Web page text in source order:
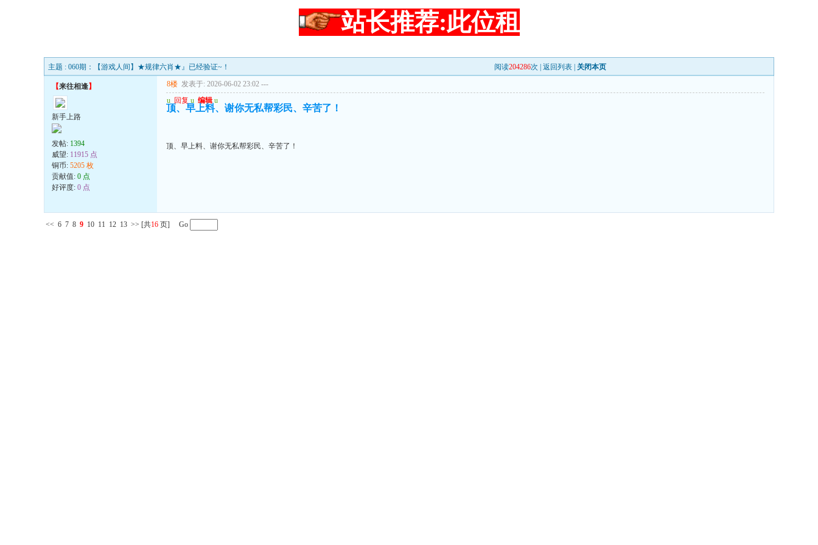
站长推荐:此位租
主题 : 060期：【游戏人间】★规律六肖★』已经验证~！ 阅读204286次 | 返回列表 关闭本页
【来往相逢】
新手上路
发帖: 1394
威望: 11915 点
铜币: 5205 枚
贡献值: 0 点
好评度: 0 点
8楼 发表于: 2026-06-02 23:02 ---
u 回复 u 编辑 u
顶、早上料、谢你无私帮彩民、辛苦了！
顶、早上料、谢你无私帮彩民、辛苦了！
<< 6 7 8 9 10 11 12 13 >> [共16 页] Go